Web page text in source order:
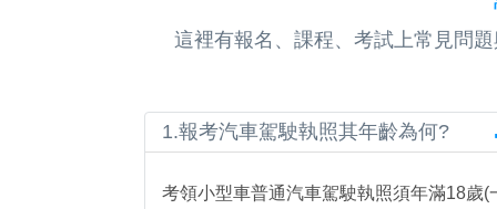
這裡有報名、課程、考試上常見問
1.報考汽車駕駛執照其年齡為何?
考領小型車普通汽車駕駛執照須年滿18歲(